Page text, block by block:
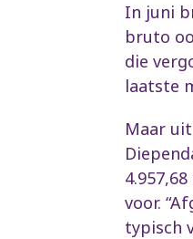
In juni
bruto
die
laatste
Maar
voor.
typisch